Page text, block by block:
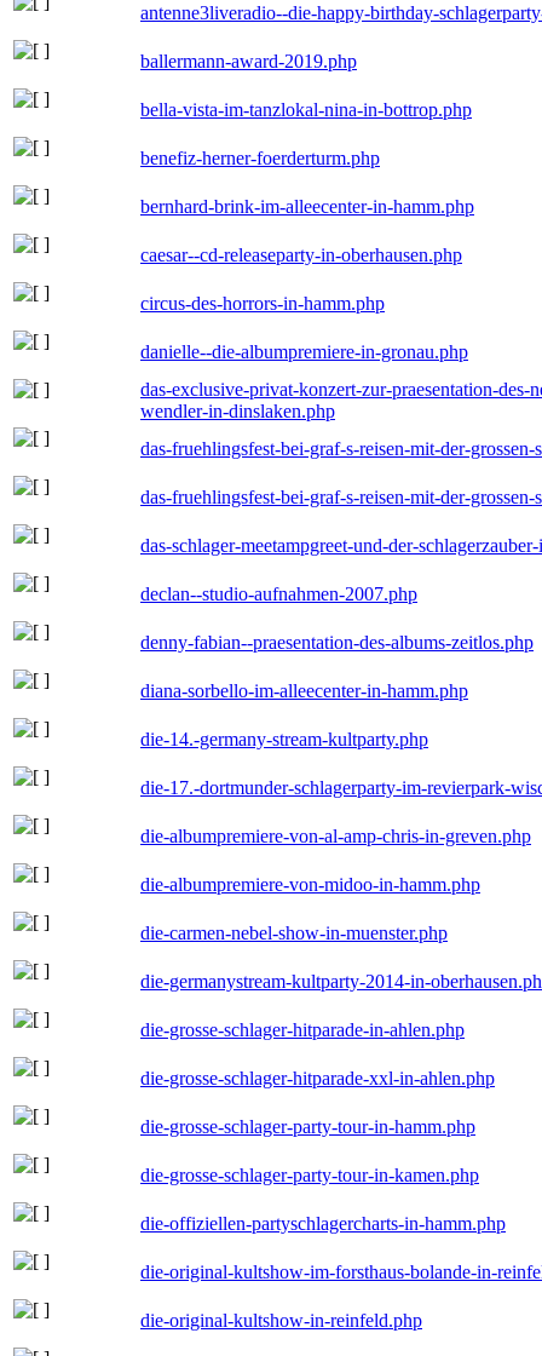
antenne3liveradio--die-happy-birthday-
ballermann-award-2019.php
bella-vista-im-tanzlokal-nina-in-bottrop.php
benefiz-herner-foerderturm.php
bernhard-brink-im-alleecenter-in-hamm.php
caesar--cd-releaseparty-in-oberhausen.php
circus-des-horrors-in-hamm.php
danielle--die-albumpremiere-in-gronau.php
das-exclusive-privat-konzert-zur-praesentation-
wendler-in-dinslaken.php
das-fruehlingsfest-bei-graf-s-reisen-mit-der-
das-fruehlingsfest-bei-graf-s-reisen-mit-der-
das-schlager-meetampgreet-und-der-
declan--studio-aufnahmen-2007.php
denny-fabian--praesentation-des-albums-zeitlos.php
diana-sorbello-im-alleecenter-in-hamm.php
die-14.-germany-stream-kultparty.php
die-17.-dortmunder-schlagerparty-im-revierpark-
die-albumpremiere-von-al-amp-chris-in-greven.php
die-albumpremiere-von-midoo-in-hamm.php
die-carmen-nebel-show-in-muenster.php
die-germanystream-kultparty-2014-in-
die-grosse-schlager-hitparade-in-ahlen.php
die-grosse-schlager-hitparade-xxl-in-ahlen.php
die-grosse-schlager-party-tour-in-hamm.php
die-grosse-schlager-party-tour-in-kamen.php
die-offiziellen-partyschlagercharts-in-hamm.php
die-original-kultshow-im-forsthaus-bolande-in-
die-original-kultshow-in-reinfeld.php